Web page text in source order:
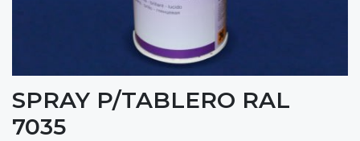
SPRAY P/TABLERO RAL
7035